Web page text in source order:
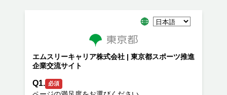
エムスリーキャリア株式会社 | 東京都スポーツ推進
企業交流サイト
Q1. 必須